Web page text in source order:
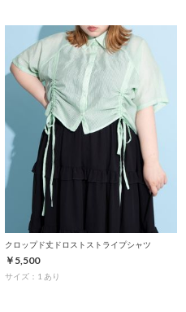
クロップド丈ドロストストライプシャツ
￥5,500
サイズ：1 あり